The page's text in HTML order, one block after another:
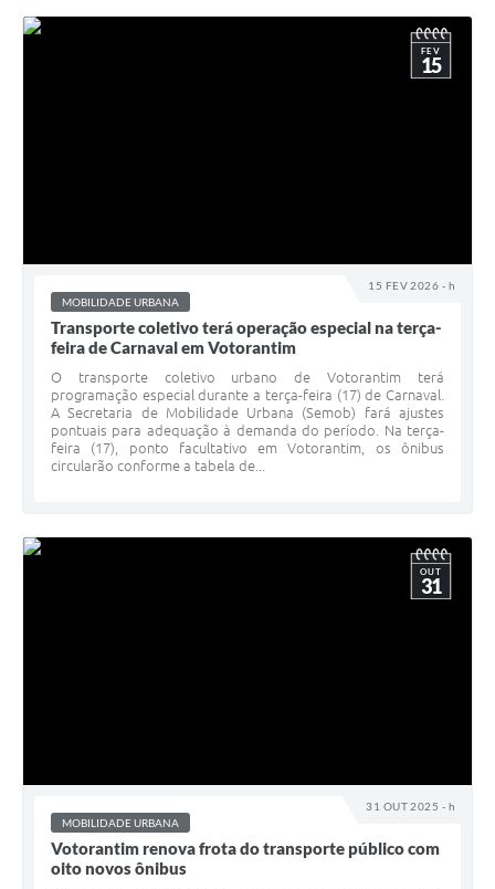
15 FEV 2026 - h
FEV
15
MOBILIDADE URBANA
Transporte coletivo terá operação especial na terça-
feira de Carnaval em Votorantim
O transporte coletivo urbano de Votorantim terá
programação especial durante a terça-feira (17) de Carnaval.
A Secretaria de Mobilidade Urbana (Semob) fará ajustes
pontuais para adequação à demanda do período. Na terça-
feira (17), ponto facultativo em Votorantim, os ônibus
circularão conforme a tabela de...
31 OUT 2025 - h
OUT
31
MOBILIDADE URBANA
Votorantim renova frota do transporte público com
oito novos ônibus